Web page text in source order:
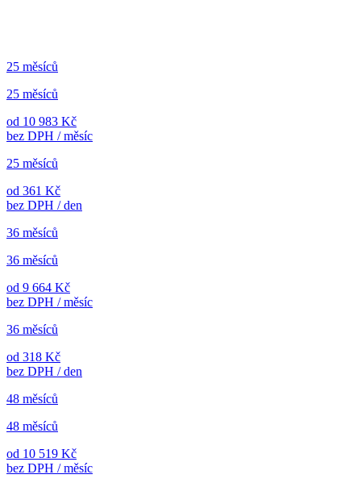
25 měsíců
25 měsíců
od 10 983 Kč
bez DPH / měsíc
25 měsíců
od 361 Kč
bez DPH / den
36 měsíců
36 měsíců
od 9 664 Kč
bez DPH / měsíc
36 měsíců
od 318 Kč
bez DPH / den
48 měsíců
48 měsíců
od 10 519 Kč
bez DPH / měsíc